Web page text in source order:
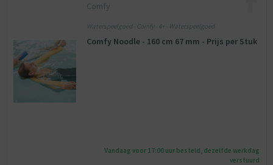
Comfy
Waterspeelgoed - Comfy - 4+ - Waterspeelgoed
Comfy Noodle - 160 cm 67 mm - Prijs per Stuk
Vandaag voor 17:00 uur besteld, dezelfde werkdag
verstuurd